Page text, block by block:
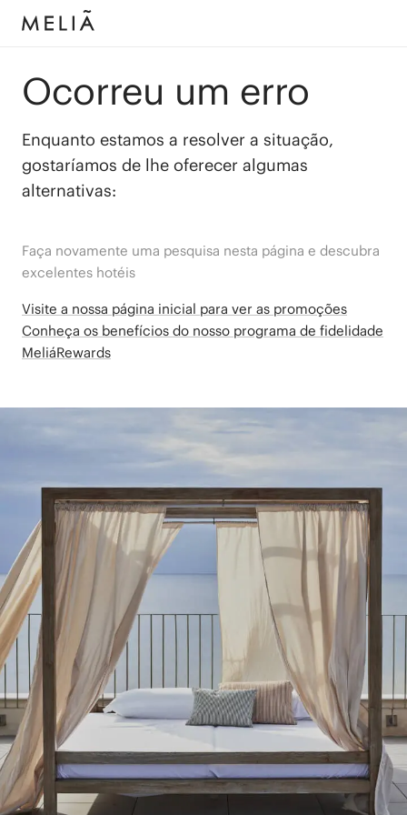
Ocorreu um erro
Enquanto estamos a resolver a situação,
gostaríamos de lhe oferecer algumas
alternativas:
Faça novamente uma pesquisa nesta página e descubra
excelentes hotéis
Visite a nossa página inicial para ver as promoções
Conheça os benefícios do nosso programa de fidelidade
MeliáRewards